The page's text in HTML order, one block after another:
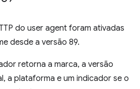
do user agent foram ativadas
desde a versão 89.
retorna a marca, a versão
a plataforma e um indicador se o